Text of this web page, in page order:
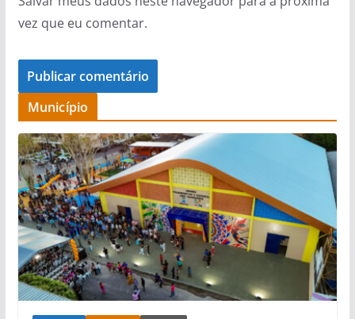
vez que eu comentar.
Município